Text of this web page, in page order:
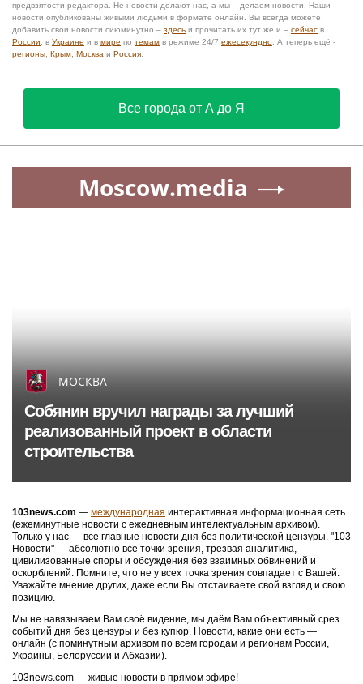
предвзятости редактора. Не новости делают нас, а мы – делаем новости. Наши
новости опубликованы живыми людьми в формате онлайн. Вы всегда можете
добавить свои новости сиюминутно – здесь и прочитать их тут же и – сейчас в
России , в Украине и в мире по темам в режиме 24/7 ежесекундно . А теперь ещё -
регионы Крым Москва и Россия
Все города от А до Я
Moscow.media
МОСКВА
Собянин вручил награды за лучший
реализованный проект в области
строительства
103news.com — международная интерактивная информационная сеть
(ежеминутные новости с ежедневным интелектуальным архивом).
Только у нас — все главные новости дня без политической цензуры. "103
Новости" — абсолютно все точки зрения, трезвая аналитика,
цивилизованные споры и обсуждения без взаимных обвинений и
оскорблений. Помните, что не у всех точка зрения совпадает с Вашей.
Уважайте мнение других, даже если Вы отстаиваете свой взгляд и свою
позицию.
Мы не навязываем Вам своё видение, мы даём Вам объективный срез
событий дня без цензуры и без купюр. Новости, какие они есть —
онлайн (с поминутным архивом по всем городам и регионам России,
Украины, Белоруссии и Абхазии).
103news.com — живые новости в прямом эфире!